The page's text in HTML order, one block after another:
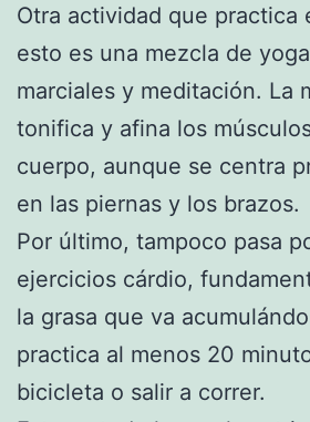
Otra actividad que practica
esto es una mezcla de
marciales y meditación. La
tonifica y afina los
cuerpo, aunque se centra
en las piernas y los brazos.
Por último, tampoco pasa
ejercicios cárdio,
la grasa que va
practica al menos 20
bicicleta o salir a correr.